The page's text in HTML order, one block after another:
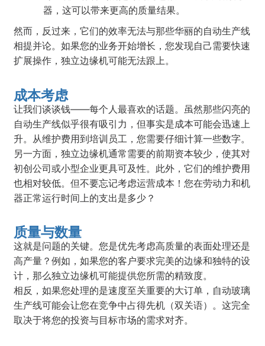
器，这可以带来更高的质量结果。
然而，反过来，它们的效率无法与那些华丽的自动生产线
相提并论。如果您的业务开始增长，您发现自己需要快速
扩展操作，独立边缘机可能无法跟上。
成本考虑
让我们谈谈钱——每个人最喜欢的话题。虽然那些闪亮的
自动生产线似乎很有吸引力，但事实是成本可能会迅速上
升。从维护费用到培训员工，您需要仔细计算一些数字。
另一方面，独立边缘机通常需要的前期资本较少，使其对
初创公司或小型企业更具可及性。此外，它们的维护费用
也相对较低。但不要忘记考虑运营成本！您在劳动力和机
器正常运行时间上的支出是多少？
质量与数量
这就是问题的关键。您是优先考虑高质量的表面处理还是
高产量？例如，如果您的客户要求完美的边缘和独特的设
计，那么独立边缘机可能提供您所需的精致度。
相反，如果您处理的是速度至关重要的大订单，自动玻璃
生产线可能会让您在竞争中占得先机（双关语）。这完全
取决于将您的投资与目标市场的需求对齐。